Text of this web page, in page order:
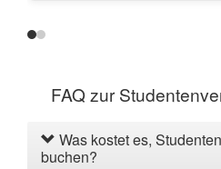
FAQ zur
Was kostet es,
buchen?